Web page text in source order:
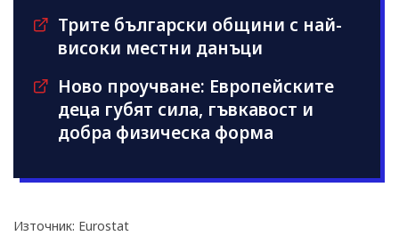
Трите български общини с най-
високи местни данъци
Ново проучване: Европейските
деца губят сила, гъвкавост и
добра физическа форма
Източник: Eurostat